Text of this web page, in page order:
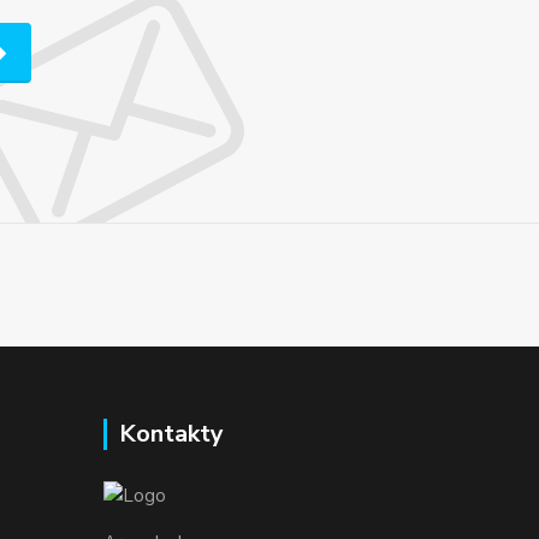
Kontakty